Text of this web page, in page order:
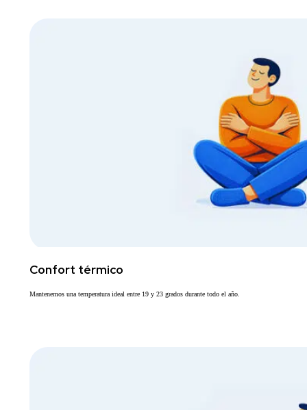
Confort térmico
Mantenemos una temperatura ideal entre 19 y 23 grados durante todo el año.